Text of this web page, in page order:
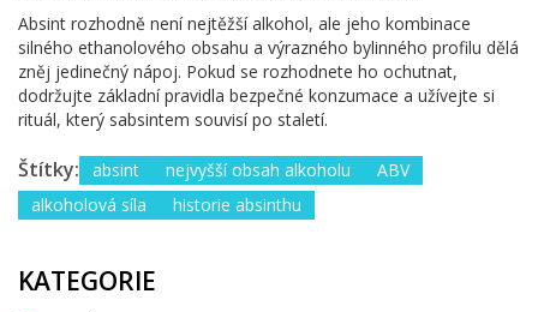
Absint rozhodně není nejtěžší alkohol, ale jeho kombinace
silného ethanolového obsahu a výrazného bylinného profilu dělá
zněj jedinečný nápoj. Pokud se rozhodnete ho ochutnat,
dodržujte základní pravidla bezpečné konzumace a užívejte si
rituál, který sabsintem souvisí po staletí.
Štítky: absint nejvyšší obsah alkoholu
ABV
alkoholová síla
historie absinthu
KATEGORIE